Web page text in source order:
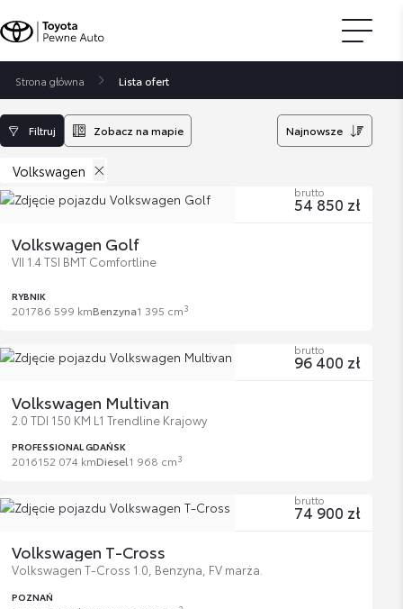
Strona główna Lista ofert
Filtruj Zobacz na mapie Najnowsze
Volkswagen
Volkswagen Golf
VII 1.4 TSI BMT Comfortline
RYBNIK
201786 599 kmBenzyna1 395 cm3
brutto
54 850 zł
Volkswagen Multivan
2.0 TDI 150 KM L1 Trendline Krajowy
PROFESSIONAL GDAŃSK
2016152 074 kmDiesel1 968 cm3
brutto
96 400 zł
Volkswagen T-Cross
Volkswagen T-Cross 1.0, Benzyna, FV marża.
POZNAŃ
brutto
74 900 zł